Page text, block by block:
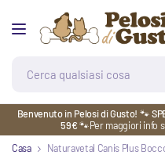
Benvenuto in Pelosi di Gusto! 🐾
59€🐾Per maggiori info
Casa
Naturavetal Canis Plus